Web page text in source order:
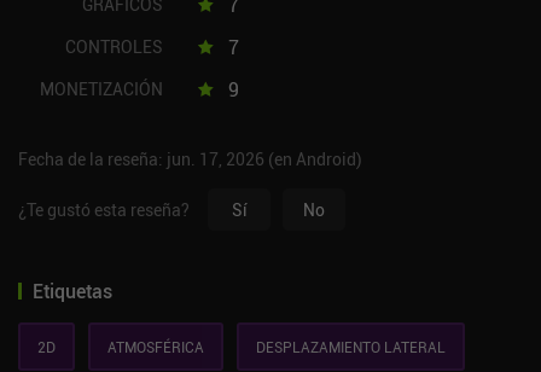
CONTROLES 7
MONETIZACIÓN 9
Fecha de la reseña: jun. 17, 2026 (en Android)
¿Te gustó esta reseña? Sí No
Etiquetas
2D ATMOSFÉRICA DESPLAZAMIENTO LATERAL